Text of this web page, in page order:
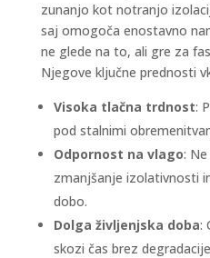
zunanjo kot notranjo
saj omogoča enostavno
ne glede na to, ali gre za
Njegove ključne prednosti
Visoka tlačna trdnost:
pod stalnimi
Odpornost na vlago:
zmanjšanje izolativnosti
dobo.
Dolga življenjska doba:
skozi čas brez